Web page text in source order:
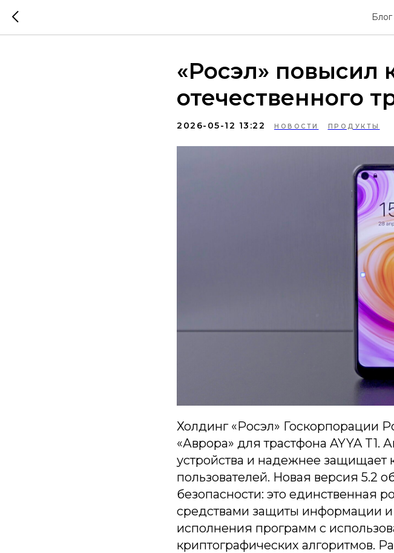
«Росэл» повысил
отечественного
2026-05-12 13:22 НОВОСТИ ПРОДУКТЫ
Холдинг «Росэл» Госкорпорации
«Аврора» для трастфона AYYA T1.
устройства и надежнее
пользователей. Новая версия 5.2
безопасности: это единственная
средствами защиты информации
исполнения программ с
криптографических алгоритмов.